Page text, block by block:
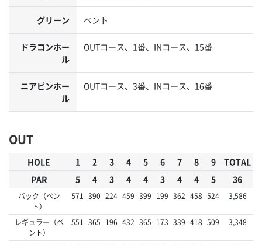
グリーン ベント
ドラコンホー
ル
OUTコース、1番、INコース、15番
ニアピンホー
ル
OUTコース、3番、INコース、16番
OUT
HOLE 1 2 3 4 5 6 7 8 9
TOTAL
PAR
5 4 3 4 4 3 4 4 5 36
バック（ベン
ト）
571 390 224 459 399 199 362 458 524 3,586
レギュラー（ベ
ント）
551 365 196 432 365 173 339 418 509 3,348